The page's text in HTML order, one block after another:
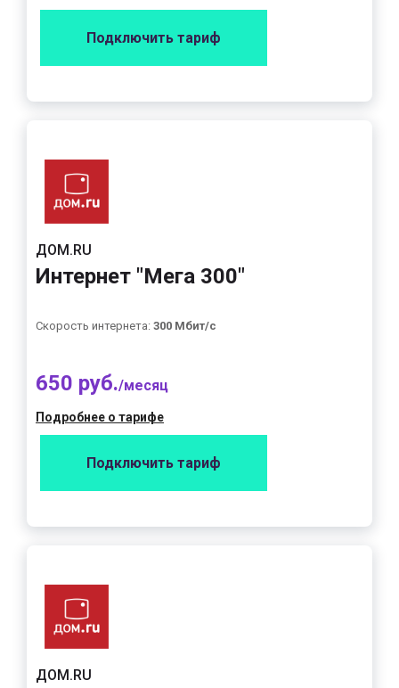
Подключить тариф
ДОМ.RU
Интернет "Мега 300"
Скорость интернета: 300 Мбит/с
650 руб./месяц
Подробнее о тарифе
Подключить тариф
ДОМ.RU